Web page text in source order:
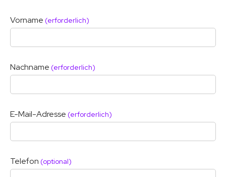
Vorname (erforderlich)
Nachname (erforderlich)
E-Mail-Adresse (erforderlich)
Telefon (optional)